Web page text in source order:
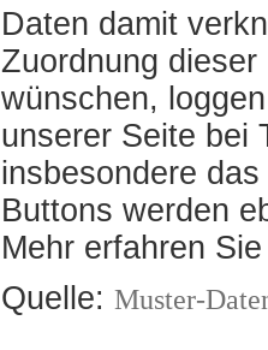
Daten damit
Zuordnung
wünschen,
unserer Seite bei
insbesondere das
Buttons werden
Mehr erfahren
Quelle: Muster-